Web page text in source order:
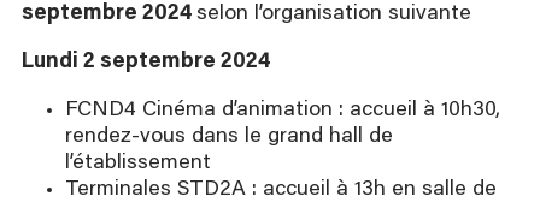
septembre 2024 selon l’organisation suivante
Lundi 2 septembre 2024
FCND4 Cinéma d’animation : accueil à 10h30,
rendez-vous dans le grand hall de
l’établissement
Terminales STD2A : accueil à 13h en salle de